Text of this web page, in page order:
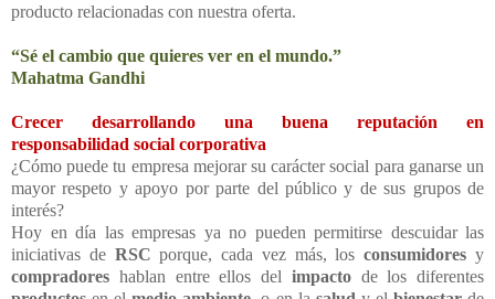
producto relacionadas con nuestra oferta.
“Sé el cambio que quieres ver en el mundo.”
Mahatma Gandhi
Crecer desarrollando una buena reputación en
responsabilidad social corporativa
¿Cómo puede tu empresa mejorar su carácter social para ganarse un
mayor respeto y apoyo por parte del público y de sus grupos de
interés?
Hoy en día las empresas ya no pueden permitirse descuidar las
iniciativas de RSC porque, cada vez más, losconsumidores y
compradores hablan entre ellos del impactode los diferentes